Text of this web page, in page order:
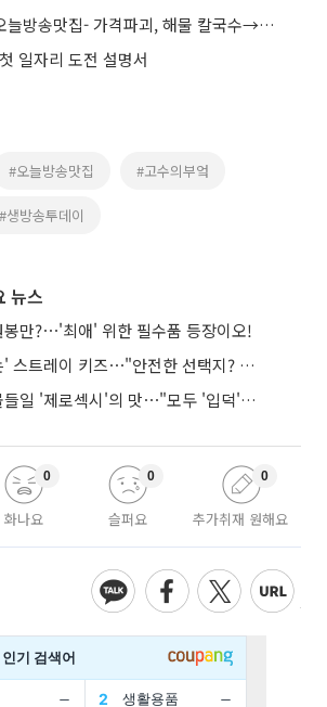
'2TV 생생정보' 오늘방송맛집- 가격파괴, 해물 칼국수→해물 두부 전골이 단돈 6000원대? '산○'
일자리 도전 설명서
#오늘방송맛집 #고수의부엌
#생방송투데이
뉴스
봉만?⋯'최애' 위한 필수품 등장이오!
이것저것 '다 되는' 스트레이 키즈⋯"안전한 선택지? 도전이 재밌죠"
나우즈, 올여름 물들일 '제로섹시'의 맛⋯"모두 '입덕'시킬 것"
화나요
0
슬퍼요
0
추가취재 원해요
0